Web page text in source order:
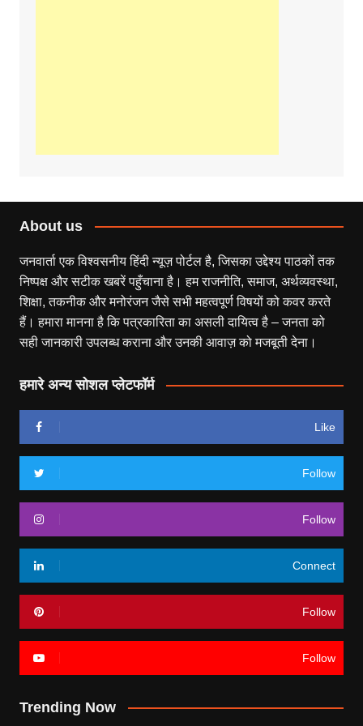
About us
जनवार्ता एक विश्वसनीय हिंदी न्यूज़ पोर्टल है, जिसका उद्देश्य पाठकों तक
निष्पक्ष और सटीक खबरें पहुँचाना है। हम राजनीति, समाज, अर्थव्यवस्था,
शिक्षा, तकनीक और मनोरंजन जैसे सभी महत्वपूर्ण विषयों को कवर करते
हैं। हमारा मानना है कि पत्रकारिता का असली दायित्व है – जनता को
सही जानकारी उपलब्ध कराना और उनकी आवाज़ को मजबूती देना।
हमारे अन्य सोशल प्लेटफॉर्म
Like
Follow
Follow
Connect
Follow
Follow
Trending Now